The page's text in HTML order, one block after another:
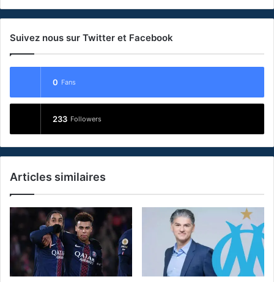
Suivez nous sur Twitter et Facebook
0 Fans
233 Followers
Articles similaires